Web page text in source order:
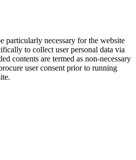
particularly necessary for the website
to collect user personal data via
contents are termed as non-necessary
user consent prior to running